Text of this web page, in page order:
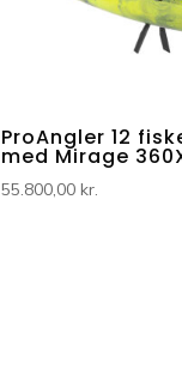
ProAngler 12
med Mirage
55.800,00kr.